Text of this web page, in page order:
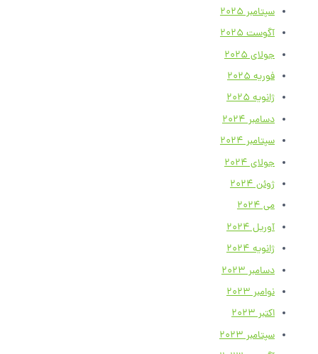
سپتامبر 2025
آگوست 2025
جولای 2025
فوریه 2025
ژانویه 2025
دسامبر 2024
سپتامبر 2024
جولای 2024
ژوئن 2024
می 2024
آوریل 2024
ژانویه 2024
دسامبر 2023
نوامبر 2023
اکتبر 2023
سپتامبر 2023